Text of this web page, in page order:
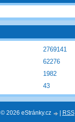
43
2769141
62276
1982
© 2026 eStránky.cz RSS